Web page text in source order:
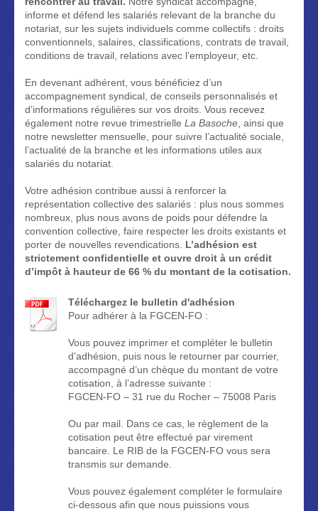
informe et défend les salariés relevant de la branche du
notariat, sur les sujets individuels comme collectifs : droits
conventionnels, salaires, classifications, contrats de travail,
conditions de travail, relations avec l’employeur, etc.
En devenant adhérent, vous bénéficiez d’un
accompagnement syndical, de conseils personnalisés et
d’informations régulières sur vos droits. Vous recevez
également notre revue trimestrielle La Basoche , ainsi que
notre newsletter mensuelle, pour suivre l’actualité sociale,
l’actualité de la branche et les informations utiles aux
salariés du notariat.
Votre adhésion contribue aussi à renforcer la
représentation collective des salariés : plus nous sommes
nombreux, plus nous avons de poids pour défendre la
convention collective, faire respecter les droits existants et
porter de nouvelles revendications. L’adhésion est
strictement confidentielle et ouvre droit à un crédit
d’impôt à hauteur de 66 % du montant de la cotisation.
Téléchargez le bulletin d'adhésion
Pour adhérer à la FGCEN-FO :
Vous pouvez imprimer et compléter le bulletin
d’adhésion, puis nous le retourner par courrier,
accompagné d’un chèque du montant de votre
cotisation, à l’adresse suivante :
FGCEN-FO – 31 rue du Rocher – 75008 Paris
Ou par mail. Dans ce cas, le règlement de la
cotisation peut être effectué par virement
bancaire. Le RIB de la FGCEN-FO vous sera
transmis sur demande.
Vous pouvez également compléter le formulaire
ci-dessous afin que nous puissions vous